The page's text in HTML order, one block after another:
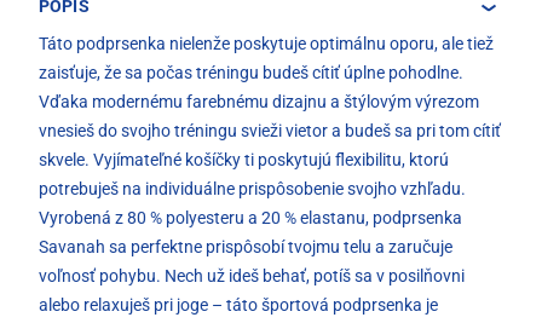
POPIS
Táto podprsenka nielenže poskytuje optimálnu oporu, ale tiež
zaisťuje, že sa počas tréningu budeš cítiť úplne pohodlne.
Vďaka modernému farebnému dizajnu a štýlovým výrezom
vnesieš do svojho tréningu svieži vietor a budeš sa pri tom cítiť
skvele. Vyjímateľné košíčky ti poskytujú flexibilitu, ktorú
potrebuješ na individuálne prispôsobenie svojho vzhľadu.
Vyrobená z 80 % polyesteru a 20 % elastanu, podprsenka
Savanah sa perfektne prispôsobí tvojmu telu a zaručuje
voľnosť pohybu. Nech už ideš behať, potíš sa v posilňovni
alebo relaxuješ pri joge – táto športová podprsenka je